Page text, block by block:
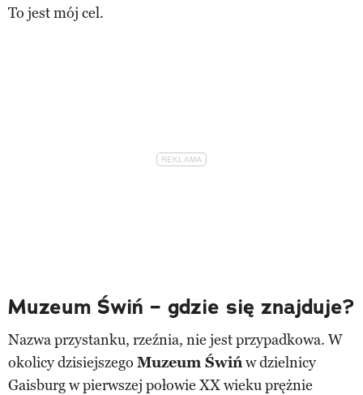
To jest mój cel.
Muzeum Świń – gdzie się znajduje?
Nazwa przystanku, rzeźnia, nie jest przypadkowa. W
okolicy dzisiejszego Muzeum Świńw dzielnicy
Gaisburg w pierwszej połowie XX wieku prężnie